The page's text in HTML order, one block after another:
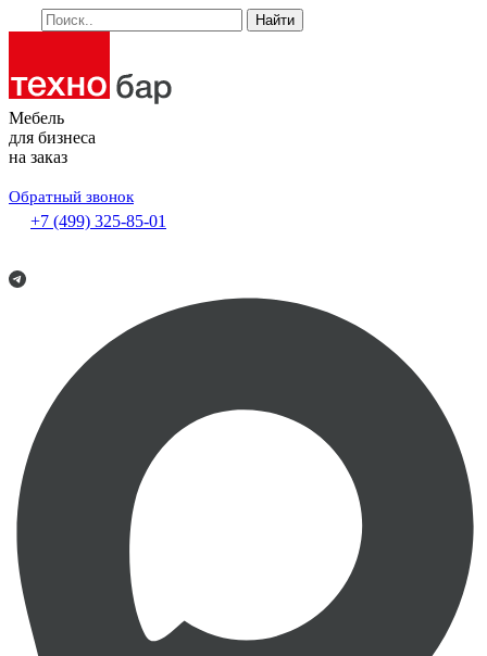
Найти
Мебель
для бизнеса
на заказ
Обратный звонок
+7 (499) 325-85-01